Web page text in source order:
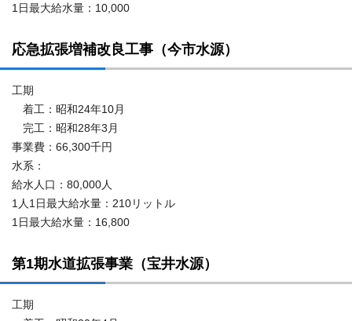
1日最大給水量：10,000
応急拡張増補改良工事（今市水源）
工期
着工：昭和24年10月
完工：昭和28年3月
事業費：66,300千円
水系：
給水人口：80,000人
1人1日最大給水量：210リットル
1日最大給水量：16,800
第1期水道拡張事業（宝井水源）
工期